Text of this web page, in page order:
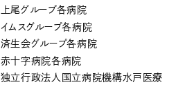
上尾グループ各病院
イムスグループ各病院
済生会グループ各病院
赤十字病院各病院
独立行政法人国立病院機構水戸医療